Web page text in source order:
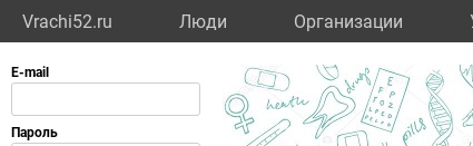
Vrachi52.ru Люди Организации